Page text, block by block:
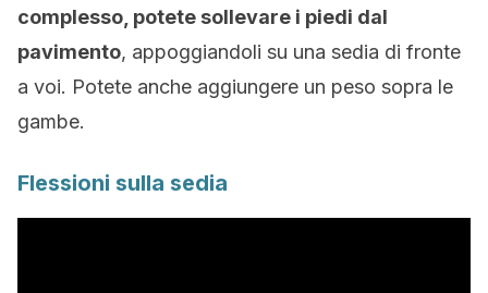
complesso, potete sollevare i piedi dal
pavimento, appoggiandoli su una sedia di fronte
a voi. Potete anche aggiungere un peso sopra le
gambe.
Flessioni sulla sedia